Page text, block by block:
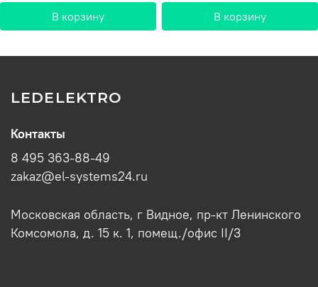
В корзину В корзину
LEDELEKTRO
Контакты
8 495 363-88-49
zakaz@el-systems24.ru
Московская область, г Видное, пр-кт Ленинского
Комсомола, д. 15 к. 1, помещ./офис II/3